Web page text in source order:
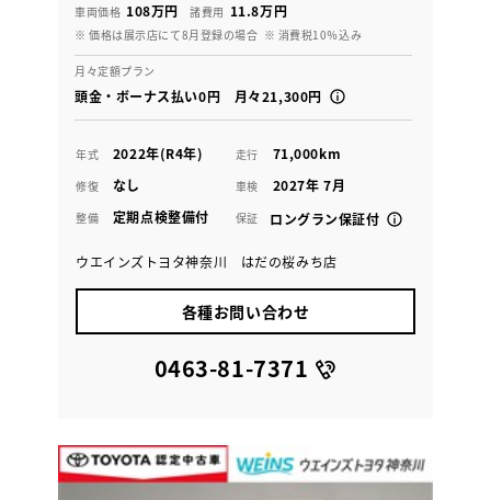
車両価格 108万円 諸費用 11.8万円
※ 価格は展示店にて8月登録の場合 ※ 消費税10％込み
月々定額プラン
頭金・ボーナス払い0円 月々21,300円
年式 2022年(R4年) 走行 71,000km
修復 なし 車検 2027年 7月
整備 定期点検整備付 保証 ロングラン保証付
ウエインズトヨタ神奈川 はだの桜みち店
各種お問い合わせ
0463-81-7371